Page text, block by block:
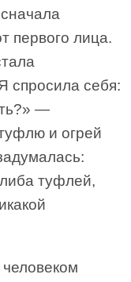
первого лица.
спросила себя:
—
и огрей
туфлей,
человеком